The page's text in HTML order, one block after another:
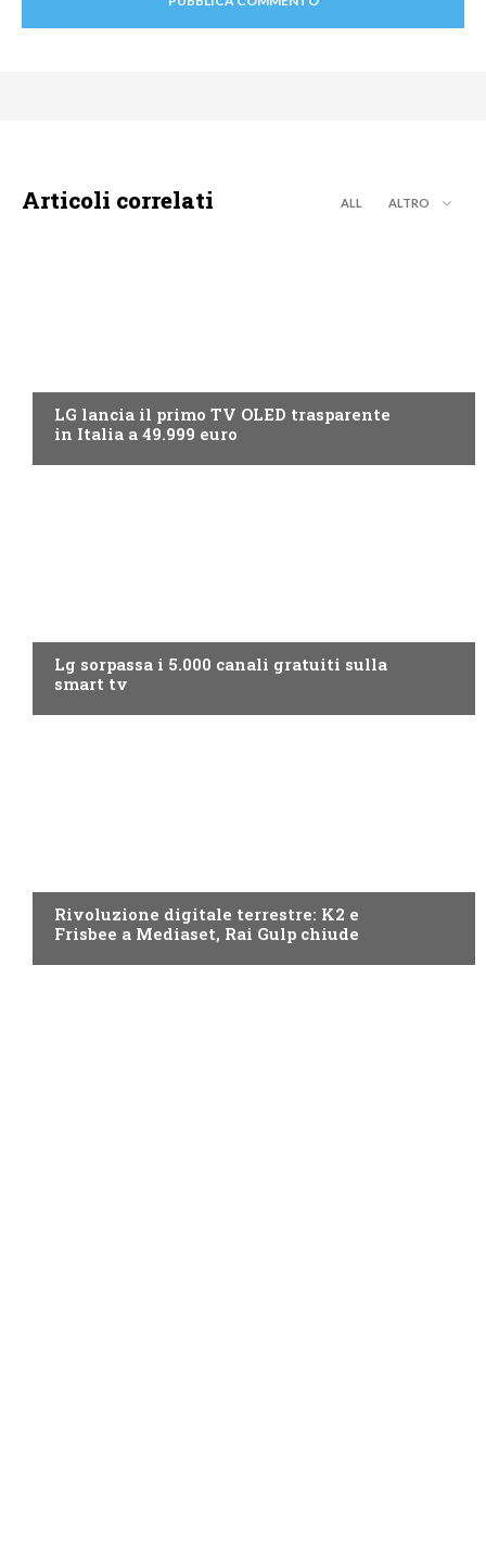
Articoli correlati ALL ALTRO
LG lancia il primo TV OLED trasparente
in Italia a 49.999 euro
Lg sorpassa i 5.000 canali gratuiti sulla
smart tv
Rivoluzione digitale terrestre: K2 e
Frisbee a Mediaset, Rai Gulp chiude